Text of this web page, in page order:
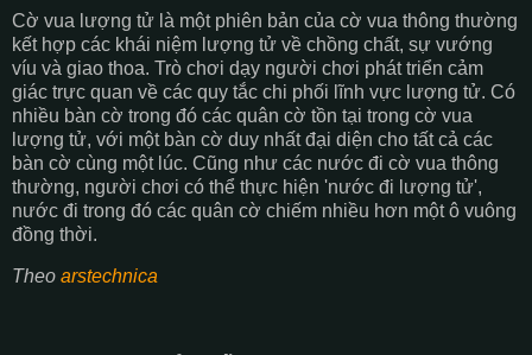
Cờ vua lượng tử là một phiên bản của cờ vua thông thường
kết hợp các khái niệm lượng tử về chồng chất, sự vướng
víu và giao thoa. Trò chơi dạy người chơi phát triển cảm
giác trực quan về các quy tắc chi phối lĩnh vực lượng tử. Có
nhiều bàn cờ trong đó các quân cờ tồn tại trong cờ vua
lượng tử, với một bàn cờ duy nhất đại diện cho tất cả các
bàn cờ cùng một lúc. Cũng như các nước đi cờ vua thông
thường, người chơi có thể thực hiện 'nước đi lượng tử',
nước đi trong đó các quân cờ chiếm nhiều hơn một ô vuông
đồng thời.
Theo arstechnica